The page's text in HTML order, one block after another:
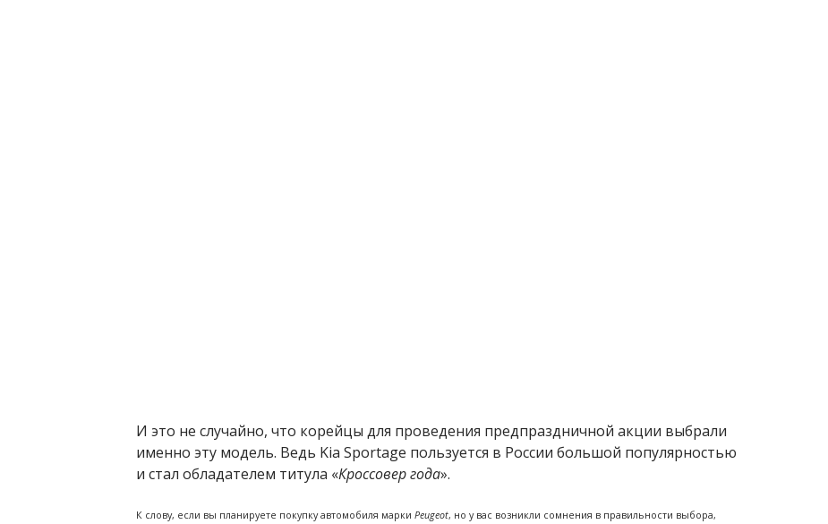
И это не случайно, что корейцы для проведения предпраздничной акции выбрали
именно эту модель. Ведь Kia Sportage пользуется в России большой популярностью
и стал обладателем титула «Кроссовер года».
К слову, если вы планируете покупку автомобиля марки Peugeot, но у вас возникли сомнения в правильности выбора,